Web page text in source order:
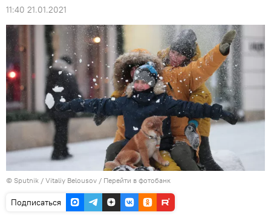
11:40 21.01.2021
© Sputnik / Vitaliy Belousov / Перейти в фотобанк
Подписаться